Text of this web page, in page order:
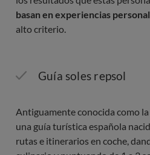
basan en experiencias
alto criterio.
Guía soles repsol
Antiguamente conocida como
una guía turística española
rutas e itinerarios en coche,